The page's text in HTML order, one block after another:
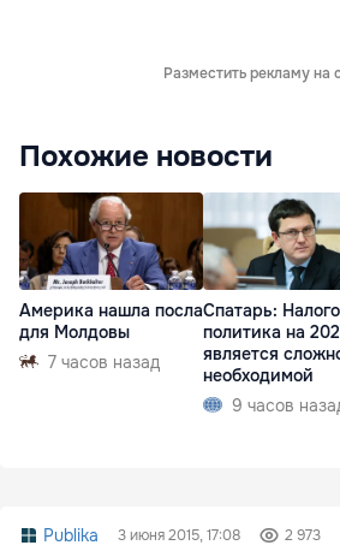
Разместить рекламу на
Похожие новости
Америка нашла посла
для Молдовы
7 часов назад
Спатарь:
политика на
является
необходимой
9 часов
Publika 3 июня 2015, 17:08 2 973